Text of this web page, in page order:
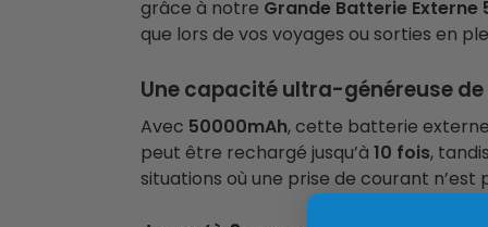
grâce à notre Grande Batterie Externe
que lors de vos voyages ou sorties en
Une capacité ultra-généreuse
Avec 50000mAh, cette batterie externe
peut être rechargé jusqu’à 10 fois,
situations où une prise de courant n’est